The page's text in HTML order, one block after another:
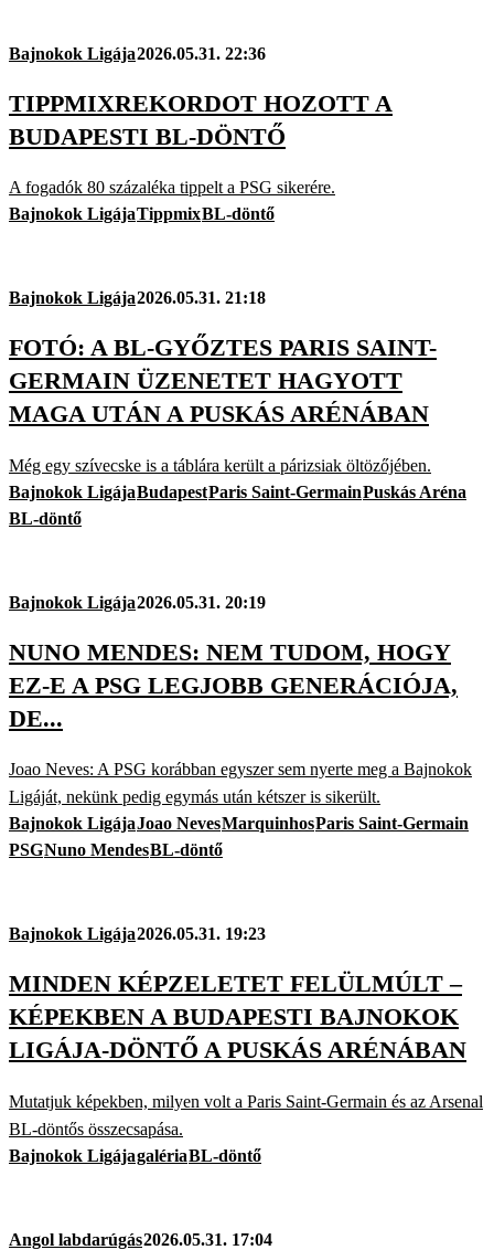
Bajnokok Ligája2026.05.31. 22:36
TIPPMIXREKORDOT HOZOTT A
BUDAPESTI BL-DÖNTŐ
A fogadók 80 százaléka tippelt a PSG sikerére.
Bajnokok LigájaTippmixBL-döntő
Bajnokok Ligája2026.05.31. 21:18
FOTÓ: A BL-GYŐZTES PARIS SAINT-
GERMAIN ÜZENETET HAGYOTT
MAGA UTÁN A PUSKÁS ARÉNÁBAN
Még egy szívecske is a táblára került a párizsiak öltözőjében.
Bajnokok LigájaBudapestParis Saint-GermainPuskás Aréna
BL-döntő
Bajnokok Ligája2026.05.31. 20:19
NUNO MENDES: NEM TUDOM, HOGY
EZ-E A PSG LEGJOBB GENERÁCIÓJA,
DE...
Joao Neves: A PSG korábban egyszer sem nyerte meg a Bajnokok
Ligáját, nekünk pedig egymás után kétszer is sikerült.
Bajnokok LigájaJoao NevesMarquinhosParis Saint-Germain
PSGNuno MendesBL-döntő
Bajnokok Ligája2026.05.31. 19:23
MINDEN KÉPZELETET FELÜLMÚLT –
KÉPEKBEN A BUDAPESTI BAJNOKOK
LIGÁJA-DÖNTŐ A PUSKÁS ARÉNÁBAN
Mutatjuk képekben, milyen volt a Paris Saint-Germain és az Arsenal
BL-döntős összecsapása.
Bajnokok LigájagalériaBL-döntő
Angol labdarúgás2026.05.31. 17:04